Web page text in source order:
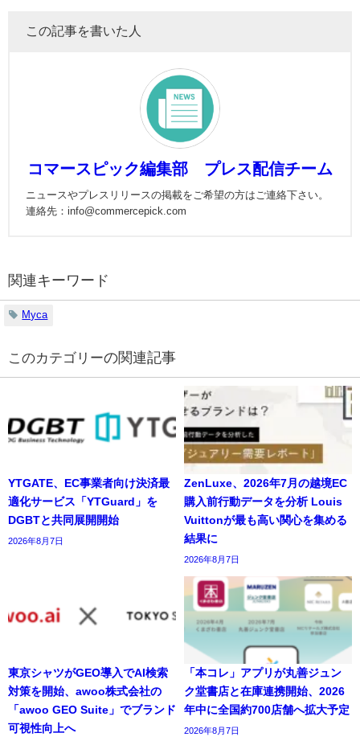
この記事を書いた人
コマースピック編集部 プレス配信チーム
ニュースやプレスリリースの掲載をご希望の方はご連絡下さい。
連絡先：info@commercepick.com
関連キーワード
Myca
の関連記事
YTGATE、EC事業者向け決済最
適化サービス「YTGuard」を
DGBTと共同展開開始
2026年8月7日
ZenLuxe、2026年7月の越境EC
購入前行動データを分析 Louis
Vuittonが最も高い関心を集める
結果に
2026年8月7日
東京シャツがGEO導入でAI検索
対策を開始、awoo株式会社の
「awoo GEO Suite」でブランド
可視性向上へ
「本コレ」アプリが丸善ジュン
ク堂書店と在庫連携開始、2026
年中に全国約700店舗へ拡大予定
2026年8月7日